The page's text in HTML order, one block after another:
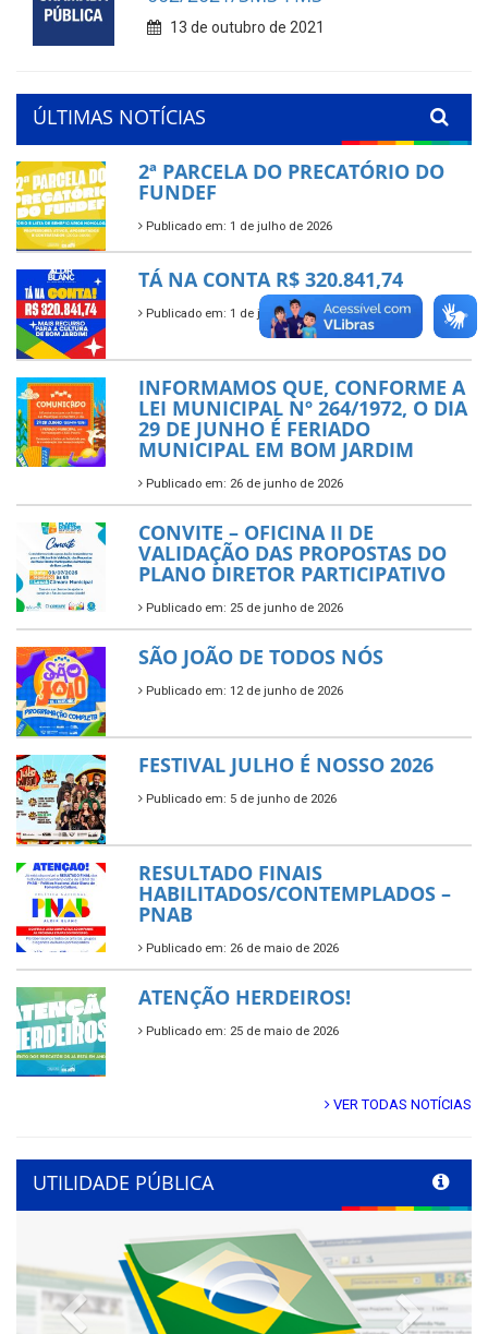
13 de outubro de 2021
ÚLTIMAS NOTÍCIAS
2ª PARCELA DO PRECATÓRIO DO
FUNDEF
Publicado em: 1 de julho de 2026
TÁ NA CONTA R$ 320.841,74
Publicado em: 1 de julho de 2026
INFORMAMOS QUE, CONFORME A
LEI MUNICIPAL Nº 264/1972, O DIA
29 DE JUNHO É FERIADO
MUNICIPAL EM BOM JARDIM
Publicado em: 26 de junho de 2026
CONVITE – OFICINA II DE
VALIDAÇÃO DAS PROPOSTAS DO
PLANO DIRETOR PARTICIPATIVO
Publicado em: 25 de junho de 2026
SÃO JOÃO DE TODOS NÓS
Publicado em: 12 de junho de 2026
FESTIVAL JULHO É NOSSO 2026
Publicado em: 5 de junho de 2026
RESULTADO FINAIS
HABILITADOS/CONTEMPLADOS –
PNAB
Publicado em: 26 de maio de 2026
ATENÇÃO HERDEIROS!
Publicado em: 25 de maio de 2026
VER TODAS NOTÍCIAS
UTILIDADE PÚBLICA
Previous Next